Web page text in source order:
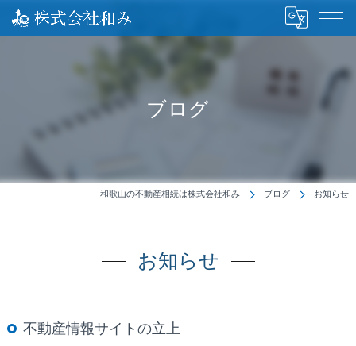
ブログ
和歌山の不動産相続は株式会社和み ブログ お知らせ
お知らせ
不動産情報サイトの立上